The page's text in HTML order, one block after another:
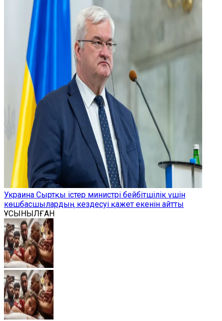
Украина Сыртқы істер министрі бейбітшілік үшін
көшбасшылардың кездесуі қажет екенін айтты
ҰСЫНЫЛҒАН